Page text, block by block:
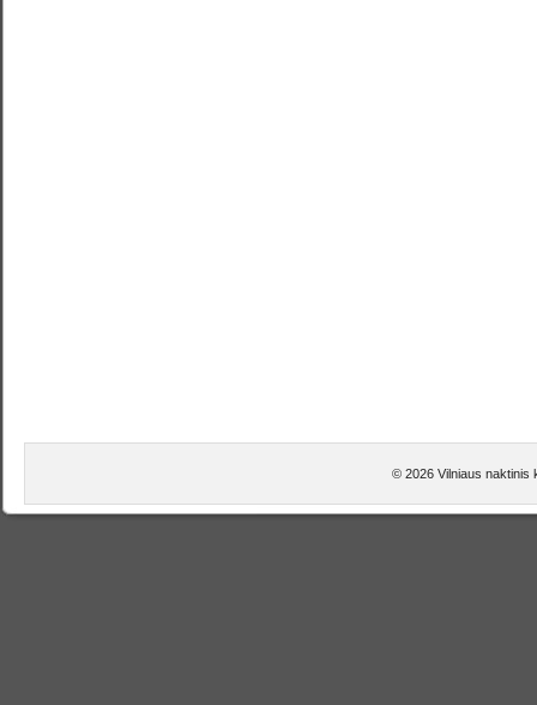
© 2026 Vilniaus naktinis